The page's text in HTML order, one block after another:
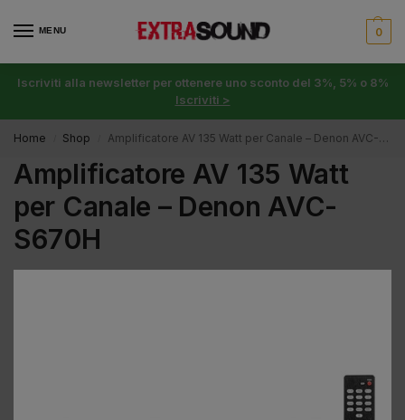
MENU 0
Iscriviti alla newsletter per ottenere uno sconto del 3%, 5% o 8%
Iscriviti >
Home Shop Amplificatore AV 135 Watt per Canale – Denon AVC-S670H
Amplificatore AV 135 Watt
per Canale – Denon AVC-
S670H